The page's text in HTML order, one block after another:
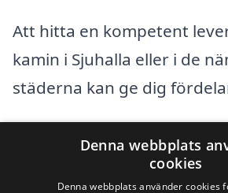
Att hitta en kompetent
kamin i Sjuhalla eller i de
städerna kan ge dig
Expertis och
säkerställer korrekt
Denna webbplats
cookies
Denna webbplats använder cookies